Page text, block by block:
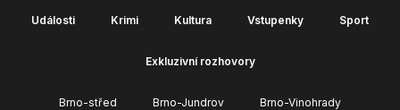
Události Krimi Kultura Vstupenky Sport
Exkluzivní rozhovory
Brno-střed Brno-Jundrov Brno-Vinohrady